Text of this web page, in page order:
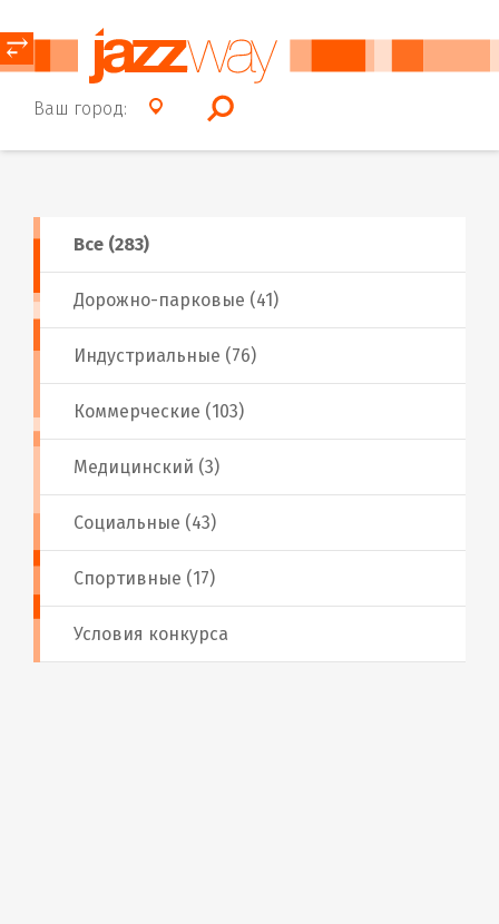
Ваш город:
⥂
Все (283)
Дорожно-парковые (41)
Индустриальные (76)
Коммерческие (103)
Медицинский (3)
Социальные (43)
Спортивные (17)
Условия конкурса